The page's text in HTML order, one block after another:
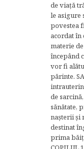
de viaţă
le asigure
povestea
acordat
materie
începând
vor fi
părinte.
de
sănătate,
naşterii şi
destinat
prima